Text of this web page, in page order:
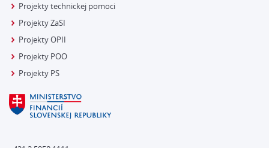
Projekty technickej pomoci
Projekty ZaSI
Projekty OPII
Projekty POO
Projekty PS